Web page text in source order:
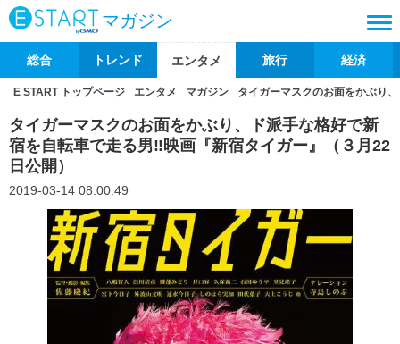
マガジン
総合 トレンド エンタメ 旅行 経済
E START トップページ エンタメ マガジン タイガーマスクのお面をかぶり
タイガーマスクのお面をかぶり、ド派手な格好で新
宿を自転車で走る男‼映画『新宿タイガー』（３月22
日公開）
2019-03-14 08:00:49